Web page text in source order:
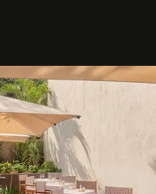
mondiale en
et studio dédié au
et rituels